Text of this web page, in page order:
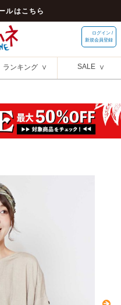
ルはこちら
ログイン /
新規会員登録
ランキング SALE